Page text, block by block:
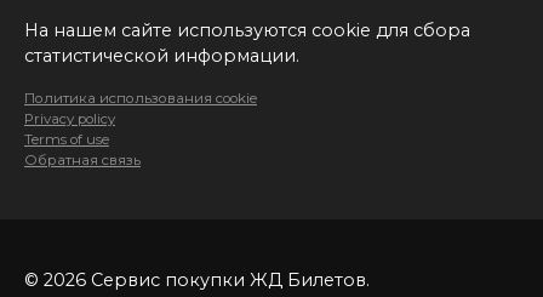
На нашем сайте используются cookie для сбора
статистической информации.
Политика использования cookie
Privacy policy
Terms of use
Обратная связь
© 2026 Сервис покупки ЖД Билетов.